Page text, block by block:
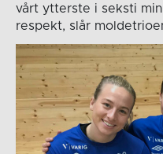
vårt ytterste i seksti
respekt, slår